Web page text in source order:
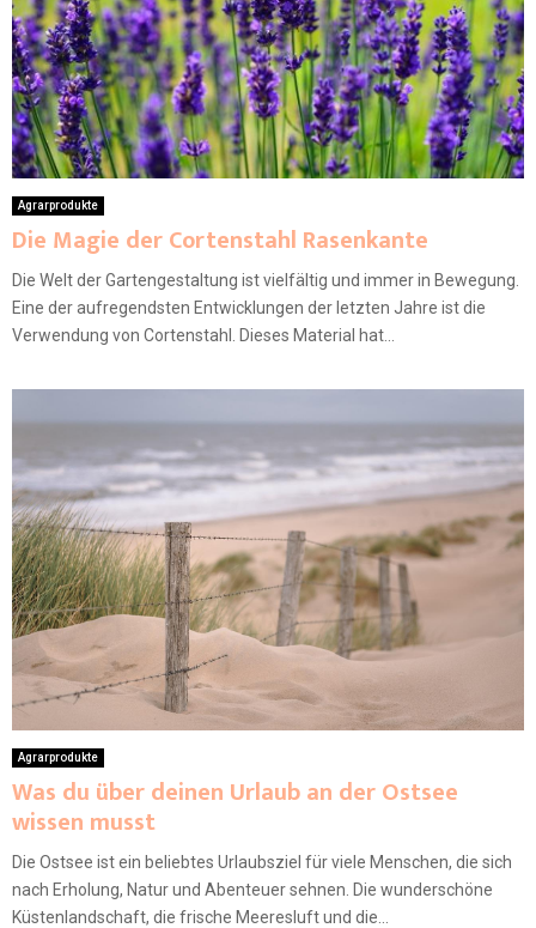
Agrarprodukte
Die Magie der Cortenstahl Rasenkante
Die Welt der Gartengestaltung ist vielfältig und immer in Bewegung.
Eine der aufregendsten Entwicklungen der letzten Jahre ist die
Verwendung von Cortenstahl. Dieses Material hat...
Agrarprodukte
Was du über deinen Urlaub an der Ostsee
wissen musst
Die Ostsee ist ein beliebtes Urlaubsziel für viele Menschen, die sich
nach Erholung, Natur und Abenteuer sehnen. Die wunderschöne
Küstenlandschaft, die frische Meeresluft und die...